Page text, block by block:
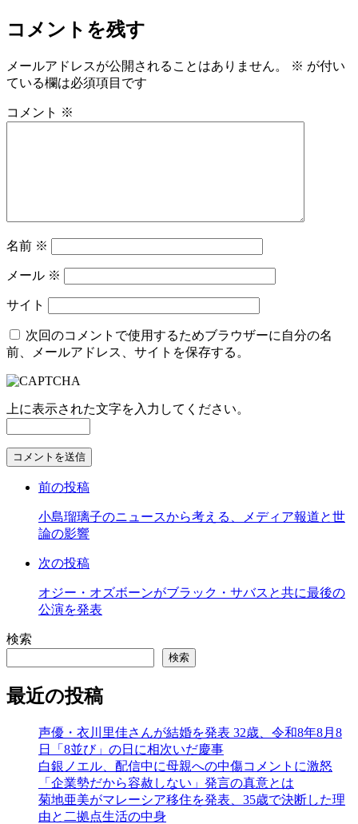
コメントを残す
メールアドレスが公開されることはありません。 ※ が付い
ている欄は必須項目です
コメント ※
名前 ※
メール ※
サイト
次回のコメントで使用するためブラウザーに自分の名
前、メールアドレス、サイトを保存する。
上に表示された文字を入力してください。
コ
す
前の投稿
小島瑠璃子のニュースから考える、メディア報道と世
論の影響
次の投稿
オジー・オズボーンがブラック・サバスと共に最後の
公演を発表
検索
検索
最近の投稿
声優・衣川里佳さんが結婚を発表 32歳、令和8年8月8
日「8並び」の日に相次いだ慶事
白銀ノエル、配信中に母親への中傷コメントに激怒
「企業勢だから容赦しない」発言の真意とは
菊地亜美がマレーシア移住を発表、35歳で決断した理
由と二拠点生活の中身